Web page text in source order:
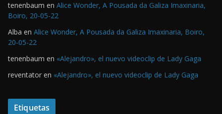
tenenbaum en Alice Wonder, A Pousada da Galiza Imaxinaria,
Boiro, 20-05-22
Alba en Alice Wonder, A Pousada da Galiza Imaxinaria, Boiro,
20-05-22
tenenbaum en «Alejandro», el nuevo videoclip de Lady Gaga
reventator en «Alejandro», el nuevo videoclip de Lady Gaga
Etiquetas